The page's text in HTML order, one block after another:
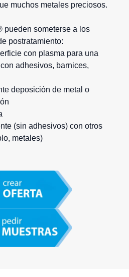
muchos metales preciosos.
pueden someterse a los
postratamiento:
con plasma para una
adhesivos, barnices,
deposición de metal o
(sin adhesivos) con otros
metales)